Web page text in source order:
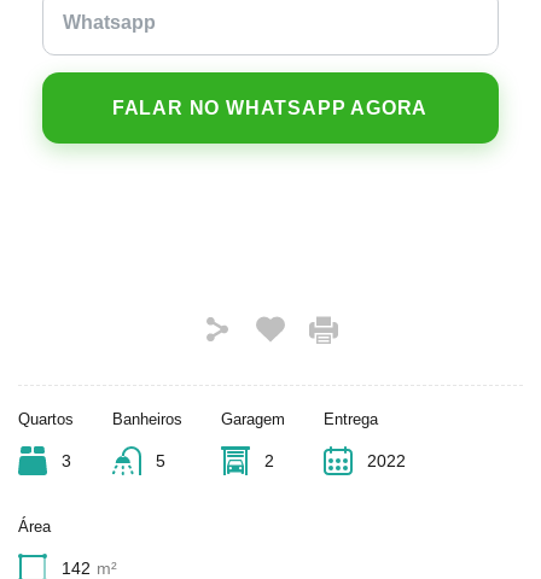
FALAR NO WHATSAPP AGORA
Quartos
3
Banheiros
5
Garagem
2
Entrega
2022
Área
142 m²